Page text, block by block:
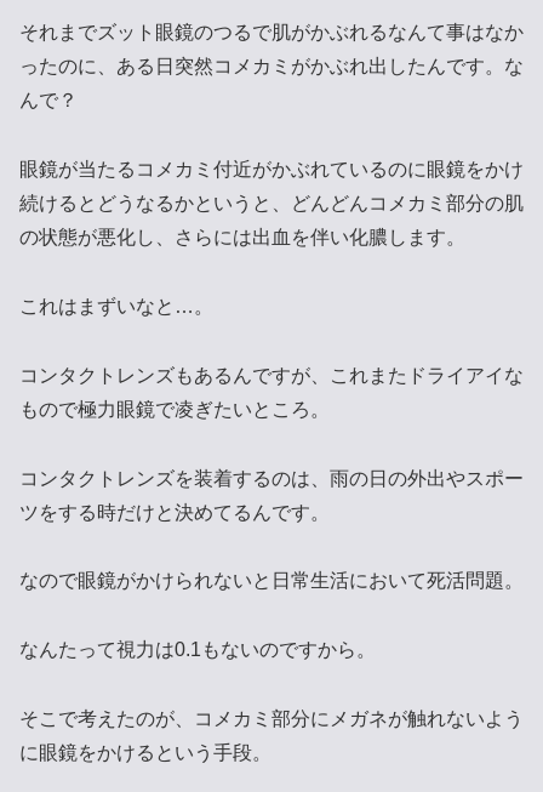
それまでズット眼鏡のつるで肌がかぶれるなんて事はなか
ったのに、ある日突然コメカミがかぶれ出したんです。な
んで？
眼鏡が当たるコメカミ付近がかぶれているのに眼鏡をかけ
続けるとどうなるかというと、どんどんコメカミ部分の肌
の状態が悪化し、さらには出血を伴い化膿します。
これはまずいなと…。
コンタクトレンズもあるんですが、これまたドライアイな
もので極力眼鏡で凌ぎたいところ。
コンタクトレンズを装着するのは、雨の日の外出やスポー
ツをする時だけと決めてるんです。
なので眼鏡がかけられないと日常生活において死活問題。
なんたって視力は0.1もないのですから。
そこで考えたのが、コメカミ部分にメガネが触れないよう
に眼鏡をかけるという手段。